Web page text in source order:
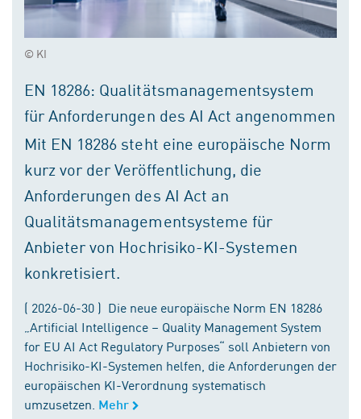
© KI
EN 18286: Qualitätsmanagementsystem
für Anforderungen des AI Act angenommen
Mit EN 18286 steht eine europäische Norm
kurz vor der Veröffentlichung, die
Anforderungen des AI Act an
Qualitätsmanagementsysteme für
Anbieter von Hochrisiko-KI-Systemen
konkretisiert.
( 2026-06-30 ) Die neue europäische Norm EN 18286
„Artificial Intelligence – Quality Management System
for EU AI Act Regulatory Purposes“ soll Anbietern von
Hochrisiko-KI-Systemen helfen, die Anforderungen der
europäischen KI-Verordnung systematisch
umzusetzen. Mehr